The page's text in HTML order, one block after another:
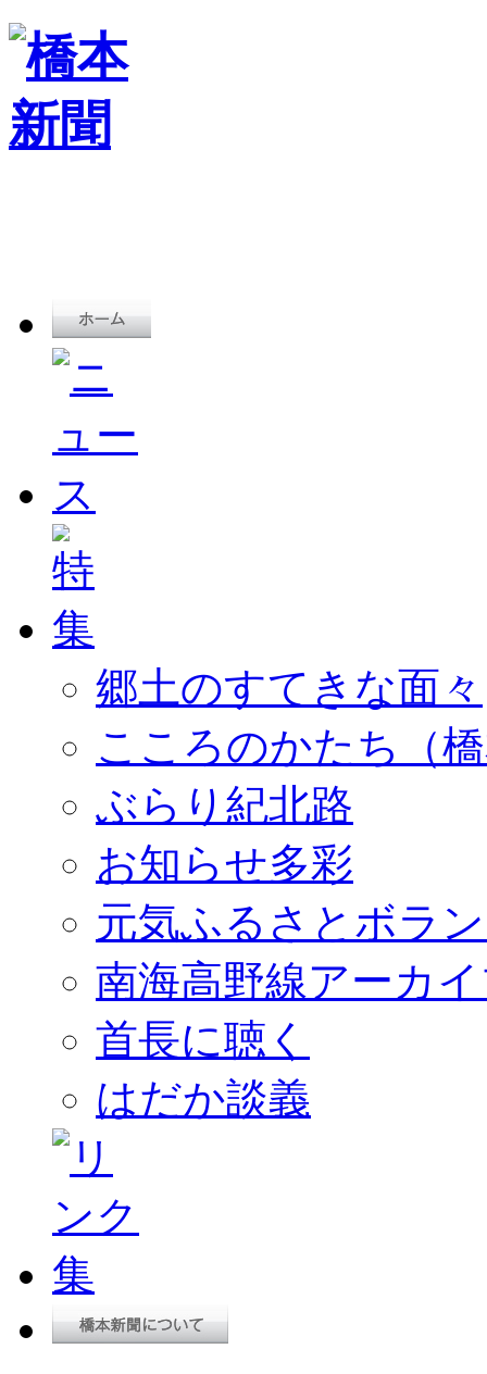
郷土のすてきな面々
こころのかたち（
ぶらり紀北路
お知らせ多彩
元気ふるさとボラ
南海高野線アーカ
首長に聴く
はだか談義